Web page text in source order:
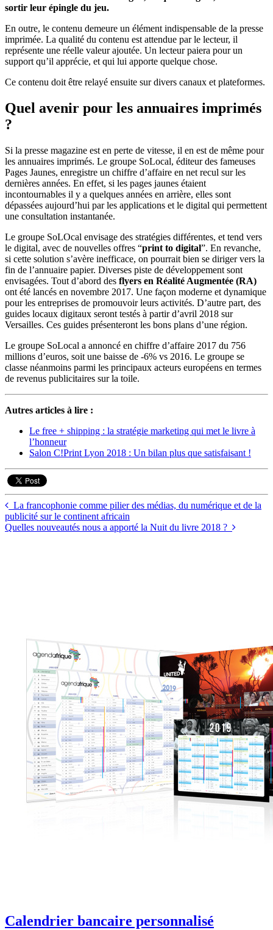
sortir leur épingle du jeu.
En outre, le contenu demeure un élément indispensable de la presse
imprimée. La qualité du contenu est attendue par le lecteur, il
représente une réelle valeur ajoutée. Un lecteur paiera pour un
support qu’il apprécie, et qui lui apporte quelque chose.
Ce contenu doit être relayé ensuite sur divers canaux et plateformes.
Quel avenir pour les annuaires imprimés
?
Si la presse magazine est en perte de vitesse, il en est de même pour
les annuaires imprimés. Le groupe SoLocal, éditeur des fameuses
Pages Jaunes, enregistre un chiffre d’affaire en net recul sur les
dernières années. En effet, si les pages jaunes étaient
incontournables il y a quelques années en arrière, elles sont
dépassées aujourd’hui par les applications et le digital qui permettent
une consultation instantanée.
Le groupe SoLOcal envisage des stratégies différentes, et tend vers
le digital, avec de nouvelles offres “print to digital”. En revanche,
si cette solution s’avère inefficace, on pourrait bien se diriger vers la
fin de l’annuaire papier. Diverses piste de développement sont
envisagées. Tout d’abord des flyers en Réalité Augmentée (RA)
ont été lancés en novembre 2017. Une façon moderne et dynamique
pour les entreprises de promouvoir leurs activités. D’autre part, des
guides locaux digitaux seront testés à partir d’avril 2018 sur
Versailles. Ces guides présenteront les bons plans d’une région.
Le groupe SoLocal a annoncé en chiffre d’affaire 2017 du 756
millions d’euros, soit une baisse de -6% vs 2016. Le groupe se
classe néanmoins parmi les principaux acteurs européens en termes
de revenus publicitaires sur la toile.
Autres articles à lire :
Le free + shipping : la stratégie marketing qui met le livre à
l’honneur
Salon C!Print Lyon 2018 : Un bilan plus que satisfaisant !
La francophonie comme pilier des médias, du numérique et de la
publicité sur le continent africain
Quelles nouveautés nous a apporté la Nuit du livre 2018 ?
Calendrier bancaire personnalisé